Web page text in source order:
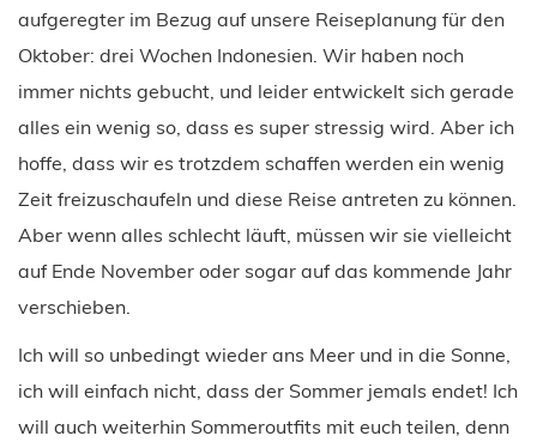
aufgeregter im Bezug auf unsere Reiseplanung für den
Oktober: drei Wochen Indonesien. Wir haben noch
immer nichts gebucht, und leider entwickelt sich gerade
alles ein wenig so, dass es super stressig wird. Aber ich
hoffe, dass wir es trotzdem schaffen werden ein wenig
Zeit freizuschaufeln und diese Reise antreten zu können.
Aber wenn alles schlecht läuft, müssen wir sie vielleicht
auf Ende November oder sogar auf das kommende Jahr
verschieben.
Ich will so unbedingt wieder ans Meer und in die Sonne,
ich will einfach nicht, dass der Sommer jemals endet! Ich
will auch weiterhin Sommeroutfits mit euch teilen, denn